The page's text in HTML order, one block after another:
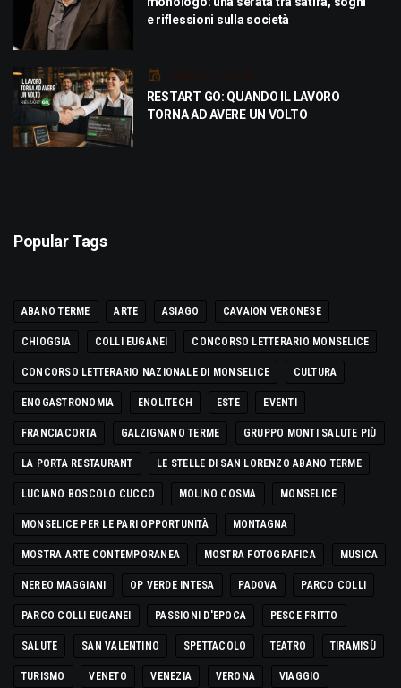
e riflessioni sulla società
Luglio 21, 2026
RESTART GO: QUANDO IL LAVORO
TORNA AD AVERE UN VOLTO
Popular Tags
ABANO TERME ARTE ASIAGO CAVAION VERONESE
CHIOGGIA COLLI EUGANEI CONCORSO LETTERARIO MONSELICE
CONCORSO LETTERARIO NAZIONALE DI MONSELICE CULTURA
ENOGASTRONOMIA ENOLITECH ESTE EVENTI
FRANCIACORTA GALZIGNANO TERME GRUPPO MONTI SALUTE PIÙ
LA PORTA RESTAURANT LE STELLE DI SAN LORENZO ABANO TERME
LUCIANO BOSCOLO CUCCO MOLINO COSMA MONSELICE
MONSELICE PER LE PARI OPPORTUNITÀ MONTAGNA
MOSTRA ARTE CONTEMPORANEA MOSTRA FOTOGRAFICA MUSICA
NEREO MAGGIANI OP VERDE INTESA PADOVA PARCO COLLI
PARCO COLLI EUGANEI PASSIONI D'EPOCA PESCE FRITTO
SALUTE SAN VALENTINO SPETTACOLO TEATRO TIRAMISÙ
TURISMO VENETO VENEZIA VERONA VIAGGIO